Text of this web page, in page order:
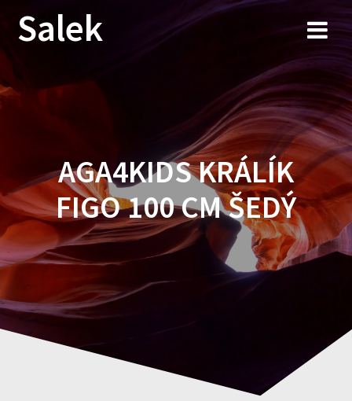
Przejdź
do
Salek
AGA4KIDS KRÁLÍK
FIGO 100 CM ŠEDÝ